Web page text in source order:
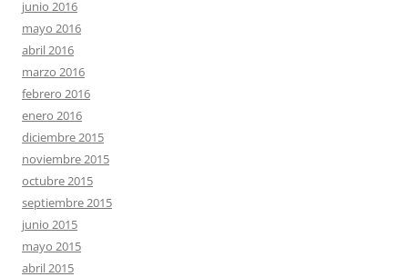
junio 2016
mayo 2016
abril 2016
marzo 2016
febrero 2016
enero 2016
diciembre 2015
noviembre 2015
octubre 2015
septiembre 2015
junio 2015
mayo 2015
abril 2015